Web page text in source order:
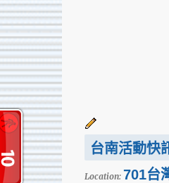
台南活動快
Location: 701台